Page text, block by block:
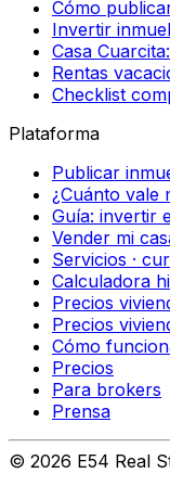
Cómo
Invertir
Casa
Rentas
Checklist
Plataforma
Publicar
¿Cuánto vale
Guía: invertir
Vender mi
Servicios ·
Calculadora
Precios
Precios
Cómo
Precios
Para brokers
Prensa
© 2026 E54 Real